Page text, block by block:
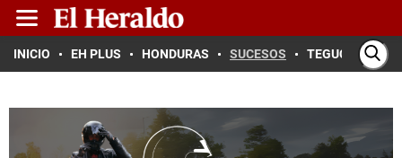
INICIO EH PLUS HONDURAS SUCESOS TEGUCIGALPA